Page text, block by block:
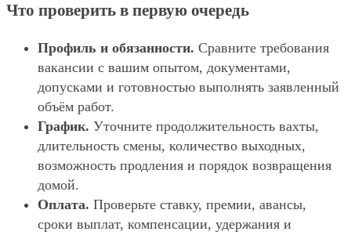
Что проверить в первую очередь
Профиль и обязанности. Сравните требования
вакансии с вашим опытом, документами,
допусками и готовностью выполнять заявленный
объём работ.
График. Уточните продолжительность вахты,
длительность смены, количество выходных,
возможность продления и порядок возвращения
домой.
Оплата. Проверьте ставку, премии, авансы,
сроки выплат, компенсации, удержания и